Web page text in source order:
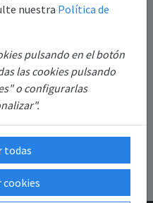
nuestra Política de
pulsando en el botón
las cookies pulsando
o configurarlas
todas
cookies